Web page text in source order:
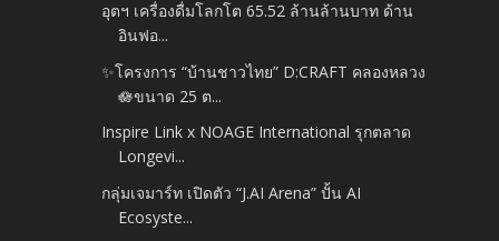
อุตฯ เครื่องดื่มโลกโต 65.52 ล้านล้านบาท ด้าน
อินฟอ...
✨โครงการ “บ้านชาวไทย” D:CRAFT คลองหลวง
🪷ขนาด 25 ต...
Inspire Link x NOAGE International รุกตลาด
Longevi...
กลุ่มเจมาร์ท เปิดตัว “J.AI Arena” ปั้น AI
Ecosyste...